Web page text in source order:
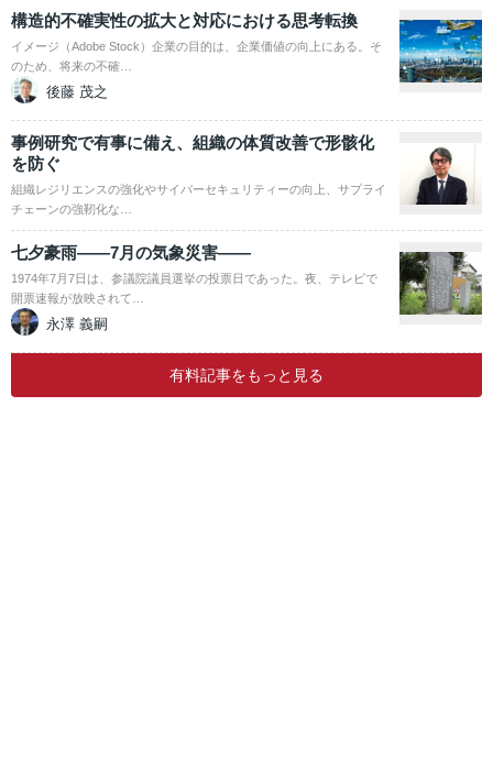
構造的不確実性の拡大と対応における思考転換
イメージ（Adobe Stock）企業の目的は、企業価値の向上にある。そ
のため、将来の不確…
後藤 茂之
事例研究で有事に備え、組織の体質改善で形骸化
を防ぐ
組織レジリエンスの強化やサイバーセキュリティーの向上、サプライ
チェーンの強靭化な…
七夕豪雨――7月の気象災害――
1974年7月7日は、参議院議員選挙の投票日であった。夜、テレビで
開票速報が放映されて…
永澤 義嗣
有料記事をもっと見る